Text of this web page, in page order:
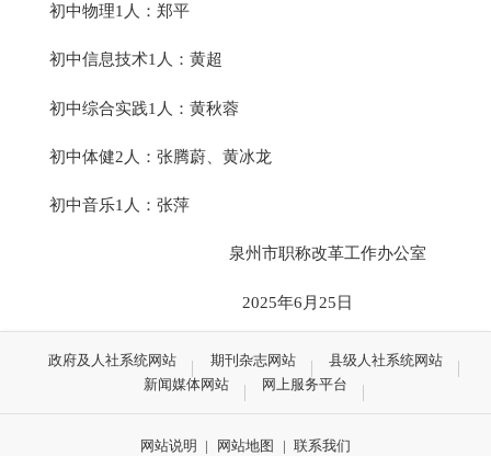
初中物理1人：郑平
初中信息技术1人：黄超
初中综合实践1人：黄秋蓉
初中体健2人：张腾蔚、黄冰龙
初中音乐1人：张萍
泉州市职称改革工作办公室
2025年6月25日
政府及人社系统网站 期刊杂志网站
县级人社系统网站
新闻媒体网站
网上服务平台
网站说明 | 网站地图 | 联系我们